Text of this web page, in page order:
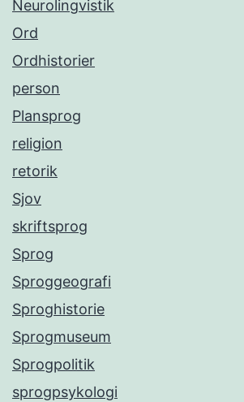
Neurolingvistik
Ord
Ordhistorier
person
Plansprog
religion
retorik
Sjov
skriftsprog
Sprog
Sproggeografi
Sproghistorie
Sprogmuseum
Sprogpolitik
sprogpsykologi